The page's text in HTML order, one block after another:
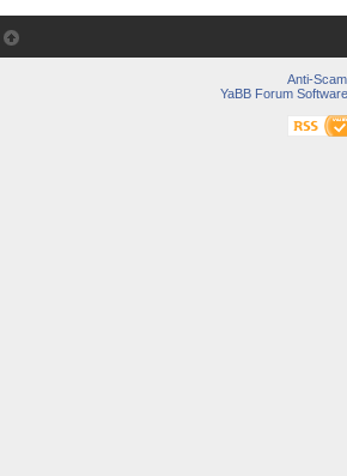
Anti-Scam
YaBB Forum Software